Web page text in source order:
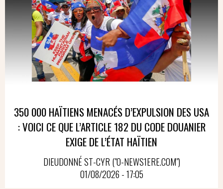
350 000 HAÏTIENS MENACÉS D’EXPULSION DES USA
: VOICI CE QUE L’ARTICLE 182 DU CODE DOUANIER
EXIGE DE L’ÉTAT HAÏTIEN
DIEUDONNÉ ST-CYR ("O-NEWS1ERE.COM")
01/08/2026 - 17:05